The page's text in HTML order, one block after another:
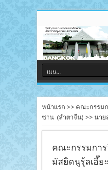
หน้าแรก >> คณะกรรม
ซาน (ลำตาจีน) >> นาย
คณะกรรมกา
มัสยิดนูรุ้ลเอี๊